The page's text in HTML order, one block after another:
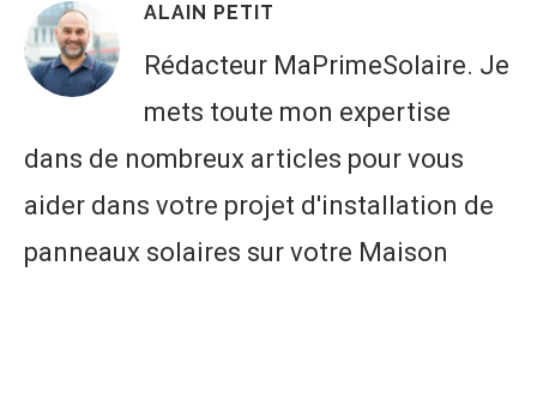
ALAIN PETIT
Rédacteur MaPrimeSolaire. Je
mets toute mon expertise
dans de nombreux articles pour vous
aider dans votre projet d'installation de
panneaux solaires sur votre Maison